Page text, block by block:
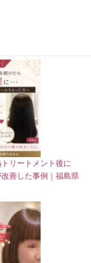
リートメント後に
善した事例｜福島県